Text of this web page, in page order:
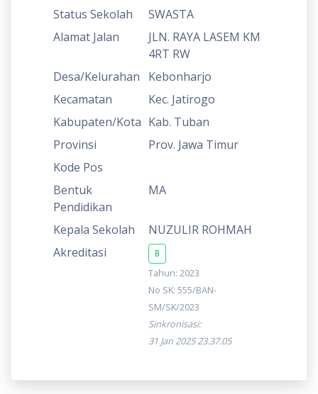
Status Sekolah
SWASTA
Alamat Jalan
JLN. RAYA LASEM KM
4RT RW
Desa/Kelurahan
Kebonharjo
Kecamatan
Kec. Jatirogo
Kabupaten/Kota Kab. Tuban
Provinsi
Prov. Jawa Timur
Kode Pos
Bentuk
Pendidikan
MA
Kepala Sekolah
NUZULIR ROHMAH
Akreditasi
B
Tahun: 2023
No SK: 555/BAN-
SM/SK/2023
Sinkronisasi:
31 Jan 2025 23.37.05